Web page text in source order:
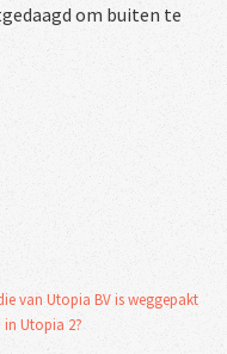
om buiten te
van Utopia BV is weggepakt
in Utopia 2?